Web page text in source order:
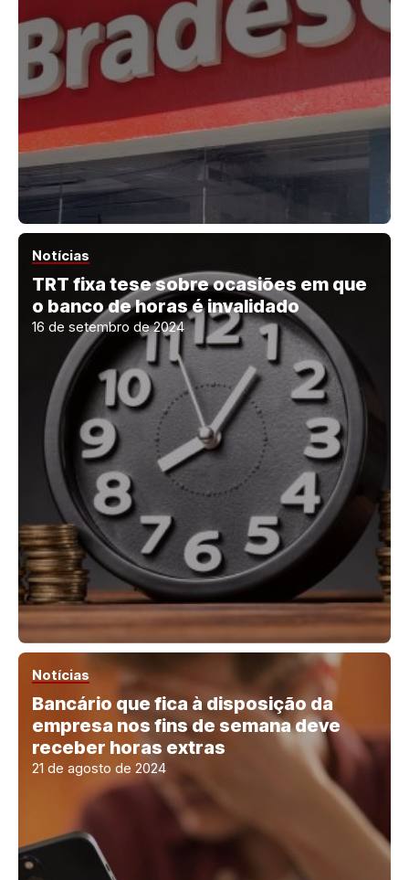
Notícias
TRT fixa tese sobre ocasiões em que
o banco de horas é invalidado
16 de setembro de 2024
Notícias
Bancário que fica à disposição da
empresa nos fins de semana deve
receber horas extras
21 de agosto de 2024